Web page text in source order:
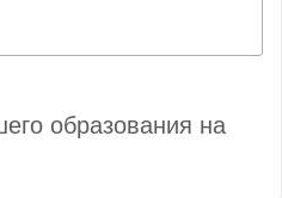
образования на